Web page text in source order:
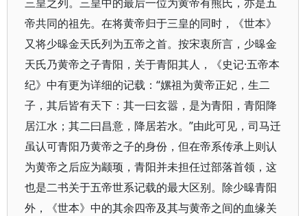
帝共同的祖先。在将黄帝归于三皇的同时，《世本》
又将少暤金天氏列为五帝之首。按宋衷所言，少暤金
天氏乃黄帝之子青阳，关于青阳其人，《史记·五帝本
纪》中有更为详细的记载：“嫘祖为黄帝正妃，生二
子，其后皆有天下：其一曰玄嚣，是为青阳，青阳降
居江水；其二曰昌意，降居若水。”由此可见，司马迁
虽认可青阳乃黄帝之子的身份，但在帝系传承上则认
为黄帝之后应为颛顼，青阳并未担任过部落首领，这
也是二书关于五帝世系记载的最大区别。除少暤青阳
外，《世本》中的其余四帝及其与黄帝之间的血缘关